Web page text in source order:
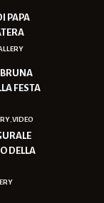
PAPA
BRUNA
FESTA
,VIDEO
DELLA